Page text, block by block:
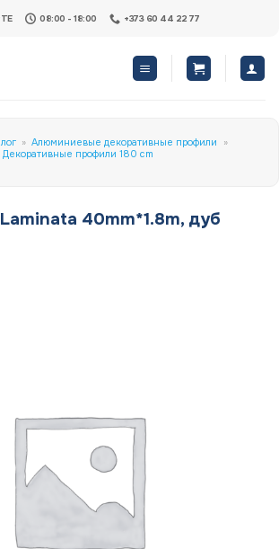
08:00 - 18:00 +373 60 44 22 77
» Алюминиевые декоративные профили
»
Декоративные профили 180 cm
40mm*1.8m, дуб